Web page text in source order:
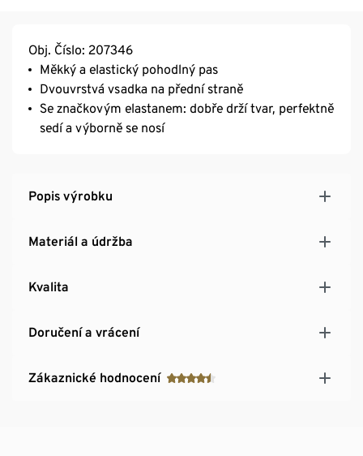
Obj. Číslo: 207346
Měkký a elastický pohodlný pas
Dvouvrstvá vsadka na přední straně
Se značkovým elastanem: dobře drží tvar, perfektně
sedí a výborně se nosí
Popis výrobku
Materiál a údržba
Kvalita
Doručení a vrácení
Zákaznické hodnocení